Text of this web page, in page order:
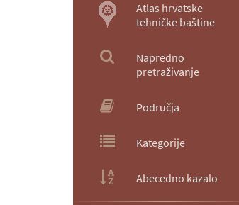
Atlas hrvatske
tehničke baštine
Napredno
pretraživanje
Područja
Kategorije
Abecedno kazalo